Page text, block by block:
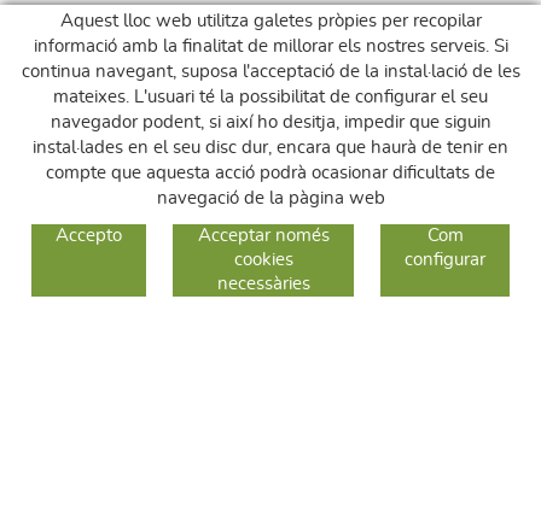
Aquest lloc web utilitza galetes pròpies per recopilar
informació amb la finalitat de millorar els nostres serveis. Si
continua navegant, suposa l'acceptació de la instal·lació de les
mateixes. L'usuari té la possibilitat de configurar el seu
navegador podent, si així ho desitja, impedir que siguin
instal·lades en el seu disc dur, encara que haurà de tenir en
compte que aquesta acció podrà ocasionar dificultats de
navegació de la pàgina web
Accepto
Acceptar només
cookies
necessàries
Com
configurar